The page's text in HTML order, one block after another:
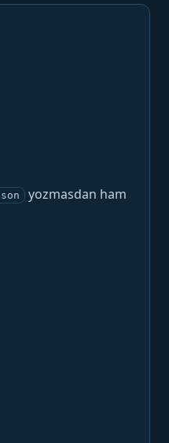
yozmasdan ham